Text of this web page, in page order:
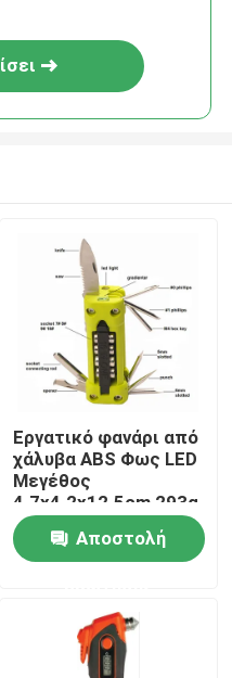
Εργατικό φανάρι από
χάλυβα ABS Φως LED
Μεγέθος
4.7x4.2x12.5cm 293g
2AA (ΔΕ
Συμπεριλαμβάνεται)
Αποστολή